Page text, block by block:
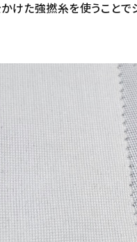
けた強撚糸を使うことで